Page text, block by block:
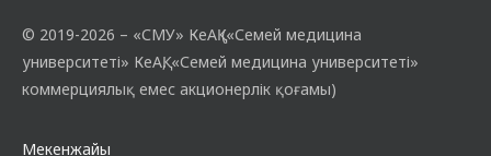
© 2019-2026 – «СМУ» КеАҚ («Семей медицина
университеті» КеАҚ, «Семей медицина университеті»
коммерциялық емес акционерлік қоғамы)
Мекенжайы